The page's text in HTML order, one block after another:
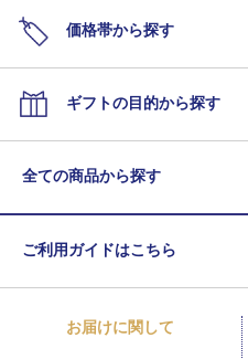
価格帯から探す
ギフトの目的から探す
全ての商品から探す
ご利用ガイドはこちら
お届けに関して